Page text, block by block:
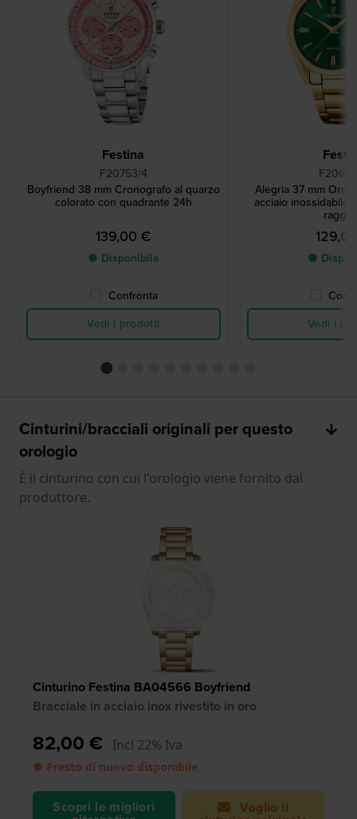
Festina
F20753/4
Boyfriend 38 mm Cronografo al quarzo
colorato con quadrante 24h
139,00 €
● Disponibile
Confronta
Vedi i prodotti
Alegria 37 mm
acciaio inossidabile
●
Vedi i
Cinturini/bracciali originali per questo
orologio
È il cinturino con cui l'orologio viene fornito dal
produttore.
Cinturino Festina BA04566 Boyfriend
Bracciale in acciaio inox rivestito in oro
82,00 € Incl 22% Iva
● Presto di nuovo disponibile
Scopri le migliori Voglio il